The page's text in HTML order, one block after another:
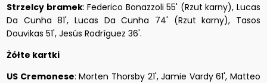
Strzelcy bramek: Federico Bonazzoli 55' (Rzut karny), Lucas
Da Cunha 81', Lucas Da Cunha 74' (Rzut karny), Tasos
Douvikas 51', Jesús Rodríguez 36'.
Żółte kartki
US Cremonese: Morten Thorsby 21', Jamie Vardy 61', Matteo